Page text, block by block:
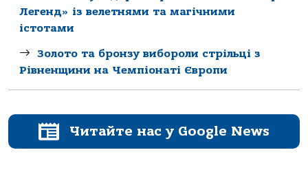
Легенд» із велетнями та магічними
істотами
Золото та бронзу вибороли стрільці з
Рівненщини на Чемпіонаті Європи
Читайте нас у Google News